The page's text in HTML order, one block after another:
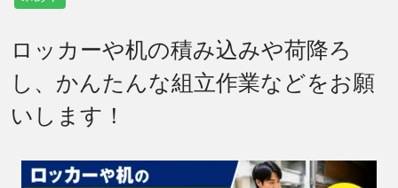
ロッカーや机の積み込みや荷降ろ
し、かんたんな組立作業などをお願
いします！